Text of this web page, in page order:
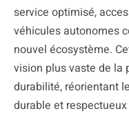
service optimisé,
véhicules autonomes
nouvel écosystème.
vision plus vaste de la
durabilité, réorientant
durable et